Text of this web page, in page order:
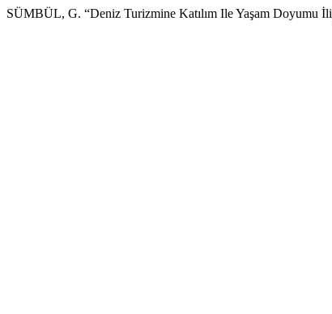
SÜMBÜL, G. “Deniz Turizmine Katılım Ile Yaşam Doyumu